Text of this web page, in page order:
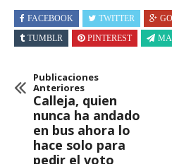
FACEBOOK TWITTER
TUMBLR
PINTEREST
Publicaciones
Anteriores
Calleja, quien
nunca ha andado
en bus ahora lo
hace solo para
pedir el voto